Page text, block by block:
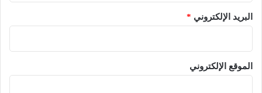
البريد الإلكتروني *
الموقع الإلكتروني